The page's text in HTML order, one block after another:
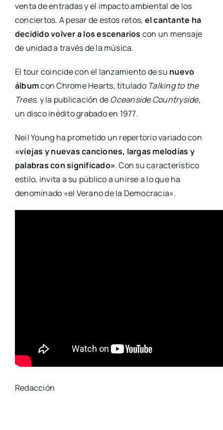
venta de entradas y el impacto ambiental de los
conciertos. A pesar de estos retos, el cantante ha
decidido volver a los escenarios con un mensaje
de unidad a través de la música.
El tour coincide con el lanzamiento de su nuevo
álbumcon Chrome Hearts, titulado Talking to the
Trees, y la publicación deOceanside Countryside,
un disco inédito grabado en 1977.
Neil Young ha prometido un repertorio variado con
«viejas y nuevas canciones, largas melodías y
palabras con significado». Con su característico
estilo, invita a su público a unirse a lo que ha
denominado «el Verano de la Democracia».
Redacción